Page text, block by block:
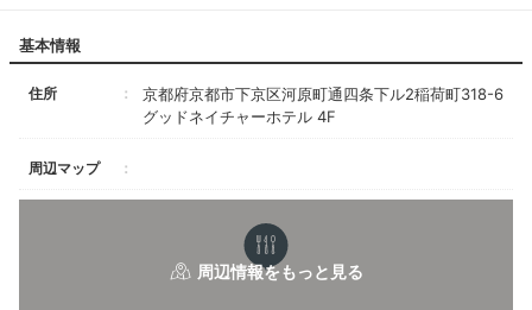
基本情報
住所
京都府京都市下京区河原町通四条下ル2稲荷町318-6
グッドネイチャーホテル 4F
周辺マップ